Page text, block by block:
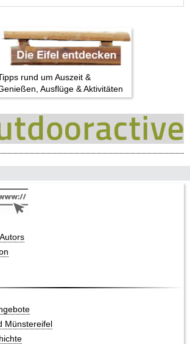
rund um Auszeit &
Ausflüge & Aktivitäten
Münstereifel